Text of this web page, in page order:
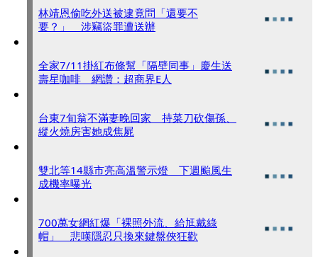
林靖恩偷吃外送被逮竟問「還要不
要？」 涉竊盜罪遭送辦
全家7/11掛紅布條幫「隔壁同事」慶生送
壽星咖啡 網讚：超商界E人
台東7旬翁不滿妻晚回家 持菜刀砍傷孫、
縱火燒房害她成焦屍
雙北等14縣市亮高溫警示燈 下週颱風生
成機率曝光
700萬女網紅爆「裸照外流、給尪戴綠
帽」 悲嘆隱忍只換來鍵盤俠狂歡